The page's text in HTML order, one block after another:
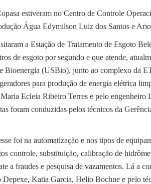
estiveram no Centro de Controle
Água Edymilson Luiz dos Santos e
a Estação de Tratamento de Esgoto
de esgoto por segundo e que atende,
Bioenergia (USBio), junto ao complexo da
para produção de energia elétrica
Ecleia Ribeiro Terres e pelo engenheiro
foram conduzidas pelos técnicos da
foi na automatização e nos tipos de
controle, substituição, calibração de
a fraudes e pesquisa de vazamentos. Lá a
Katia Garcia, Helio Bochne e pelo